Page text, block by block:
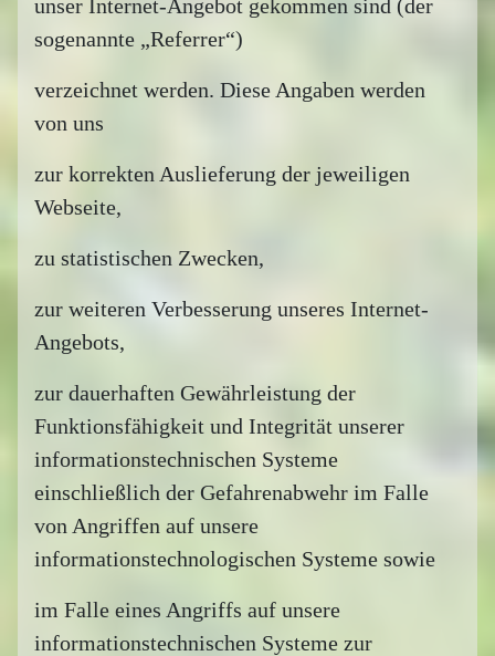
unser Internet-Angebot gekommen sind (der
sogenannte „Referrer“)
verzeichnet werden. Diese Angaben werden
von uns
zur korrekten Auslieferung der jeweiligen
Webseite,
zu statistischen Zwecken,
zur weiteren Verbesserung unseres Internet-
Angebots,
zur dauerhaften Gewährleistung der
Funktionsfähigkeit und Integrität unserer
informationstechnischen Systeme
einschließlich der Gefahrenabwehr im Falle
von Angriffen auf unsere
informationstechnologischen Systeme sowie
im Falle eines Angriffs auf unsere
informationstechnischen Systeme zur